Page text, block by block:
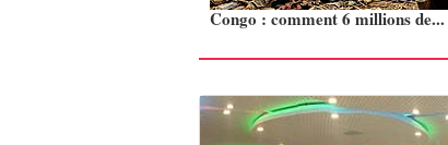
Congo : comment 6 millions de...